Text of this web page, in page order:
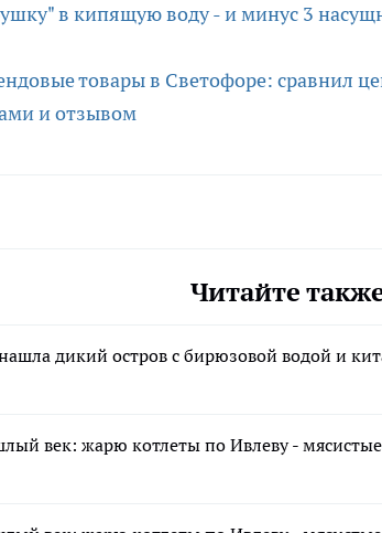
в кипящую воду - и минус 3
товары в Светофоре: сравнил
и отзывом
Читайте
дикий остров с бирюзовой водой и
век: жарю котлеты по Ивлеву -